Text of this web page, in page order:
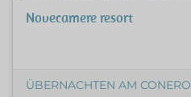
Novecamere resort
ÜBERNACHTEN AM CONERO